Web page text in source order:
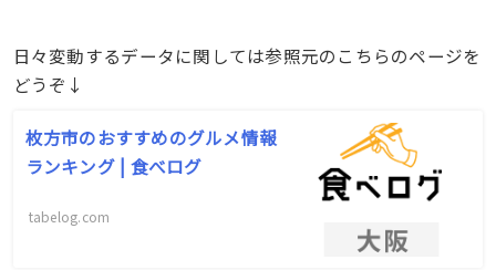
日々変動するデータに関しては参照元のこちらのページを
どうぞ↓
枚方市のおすすめのグルメ情報
ランキング | 食べログ
tabelog.com